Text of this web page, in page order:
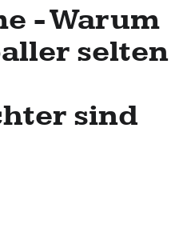
- Warum
selten
sind